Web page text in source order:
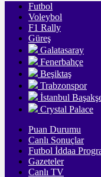
Futbol
Voleybol
F1 Rally
Güreş
Galatasaray
Fenerbahçe
Beşiktaş
Trabzonspor
İstanbul
Crystal Palace
Puan Durumu
Canlı Sonuçlar
Futbol İddaa
Gazeteler
Canlı TV